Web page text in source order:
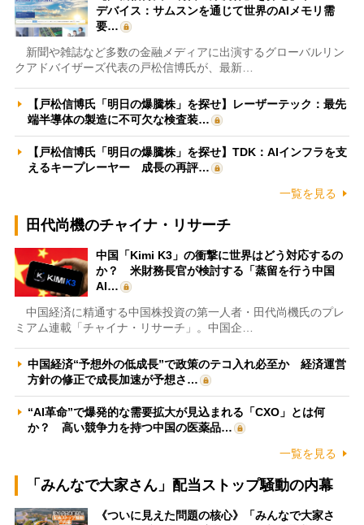
デバイス：サムスンを通じて世界のAIメモリ需
要…
新聞や雑誌など多数の金融メディアに出演するグローバルリン
クアドバイザーズ代表の戸松信博氏が、最新…
【戸松信博氏「明日の爆騰株」を探せ】レーザーテック：最先
端半導体の製造に不可欠な検査装…
【戸松信博氏「明日の爆騰株」を探せ】TDK：AIインフラを支
えるキープレーヤー 成長の再評…
一覧を見る
田代尚機のチャイナ・リサーチ
中国「Kimi K3」の衝撃に世界はどう対応するの
か？ 米財務長官が検討する「蒸留を行う中国
AI…
中国経済に精通する中国株投資の第一人者・田代尚機氏のプレ
ミアム連載「チャイナ・リサーチ」。中国企…
中国経済“予想外の低成長”で政策のテコ入れ必至か 経済運営
方針の修正で成長加速が予想さ…
“AI革命”で爆発的な需要拡大が見込まれる「CXO」とは何
か？ 高い競争力を持つ中国の医薬品…
一覧を見る
「みんなで大家さん」配当ストップ騒動の内幕
《ついに見えた問題の核心》「みんなで大家さ